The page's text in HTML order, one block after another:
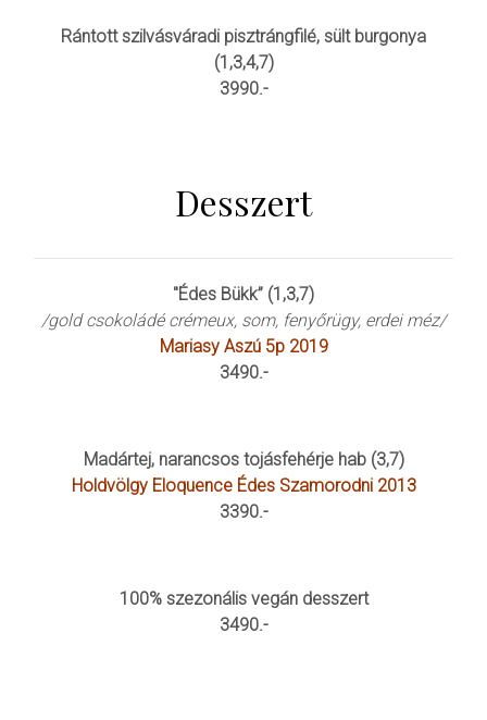
Rántott szilvásváradi pisztrángfilé, sült burgonya
(1,3,4,7)
3990.-
Desszert
"Édes Bükk” (1,3,7)
/gold csokoládé crémeux, som, fenyőrügy, erdei méz/
Mariasy Aszú 5p 2019
3490.-
Madártej, narancsos tojásfehérje hab (3,7)
Holdvölgy Eloquence Édes Szamorodni 2013
3390.-
100% szezonális vegán desszert
3490.-